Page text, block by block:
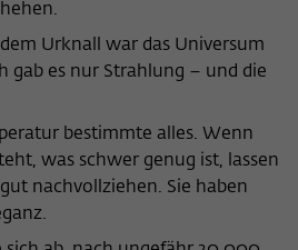
Urknall war das Universum
gab es nur Strahlung – und die
bestimmte alles. Wenn
was schwer genug ist, lassen
nachvollziehen. Sie haben